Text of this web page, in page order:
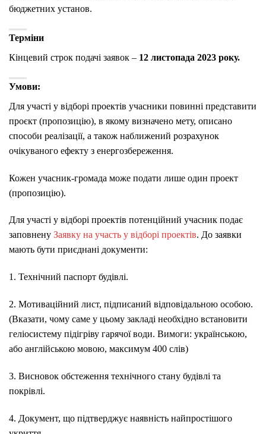
бюджетних установ.
Терміни
Кінцевий строк подачі заявок – 12 листопада 2023 року.
Умови:
Для участі у відборі проектів учасники повинні представити
проєкт (пропозицію), в якому визначено мету, описано
способи реалізації, а також наближений розрахунок
очікуваного ефекту з енергозбереження.
Кожен учасник-громада може подати лише один проект
(пропозицію).
Для участі у відборі проектів потенційний учасник подає
заповнену Заявку на участь у відборі проектів. До заявки
мають бути приєднані документи:
1. Технічний паспорт будівлі.
2. Мотиваційний лист, підписаний відповідальною особою.
(Вказати, чому саме у цьому закладі необхідно встановити
геліосистему підігріву гарячої води. Вимоги: українською,
або англійською мовою, максимум 400 слів)
3. Висновок обстеження технічного стану будівлі та
покрівлі.
4. Документ, що підтверджує наявність найпростішого